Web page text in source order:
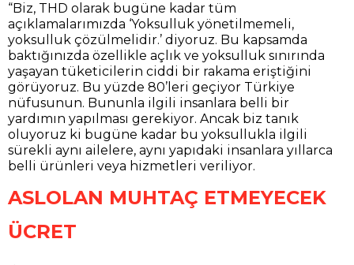
“Biz, THD olarak bugüne kadar tüm
açıklamalarımızda ‘Yoksulluk yönetilmemeli,
yoksulluk çözülmelidir.’ diyoruz. Bu kapsamda
baktığınızda özellikle açlık ve yoksulluk sınırında
yaşayan tüketicilerin ciddi bir rakama eriştiğini
görüyoruz. Bu yüzde 80’leri geçiyor Türkiye
nüfusunun. Bununla ilgili insanlara belli bir
yardımın yapılması gerekiyor. Ancak biz tanık
oluyoruz ki bugüne kadar bu yoksullukla ilgili
sürekli aynı ailelere, aynı yapıdaki insanlara yıllarca
belli ürünleri veya hizmetleri veriliyor.
ASLOLAN MUHTAÇ ETMEYECEK
ÜCRET